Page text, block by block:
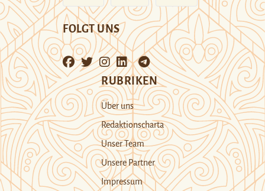
FOLGT UNS
RUBRIKEN
Über uns
Redaktionscharta
Unser Team
Unsere Partner
Impressum